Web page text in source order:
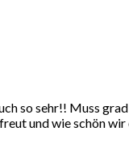
so sehr!! Muss
und wie schön